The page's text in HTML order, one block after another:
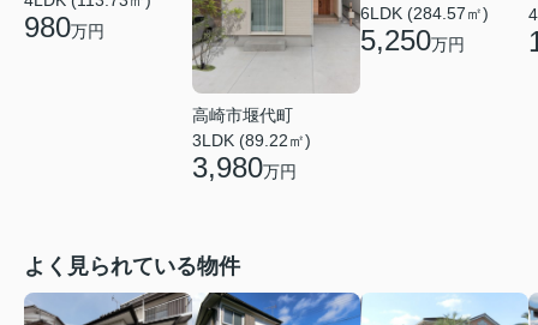
980万円
高崎市堰代町
3LDK (89.22㎡)
3,980万円
6LDK (284.57㎡)
5,250万円
よく見られている物件